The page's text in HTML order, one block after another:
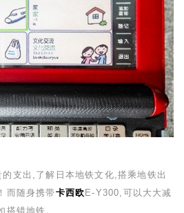
支出,了解日本地铁文化,搭乘地铁出
而随身携带卡西欧 E-Y300,可以大大减
搭错地铁。